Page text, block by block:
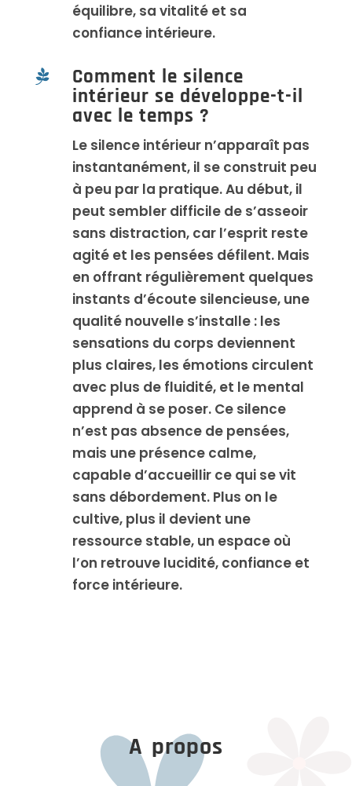
équilibre, sa vitalité et sa
confiance intérieure.
 Comment le silence
intérieur se développe-t-il
avec le temps ?
Le silence intérieur n’apparaît pas
instantanément, il se construit peu
à peu par la pratique. Au début, il
peut sembler difficile de s’asseoir
sans distraction, car l’esprit reste
agité et les pensées défilent. Mais
en offrant régulièrement quelques
instants d’écoute silencieuse, une
qualité nouvelle s’installe : les
sensations du corps deviennent
plus claires, les émotions circulent
avec plus de fluidité, et le mental
apprend à se poser. Ce silence
n’est pas absence de pensées,
mais une présence calme,
capable d’accueillir ce qui se vit
sans débordement. Plus on le
cultive, plus il devient une
ressource stable, un espace où
l’on retrouve lucidité, confiance et
force intérieure.
A propos